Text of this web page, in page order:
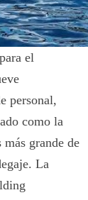
el
personal,
como la
más grande de
La